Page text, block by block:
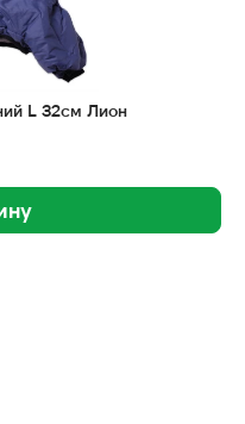
L 32см Лион